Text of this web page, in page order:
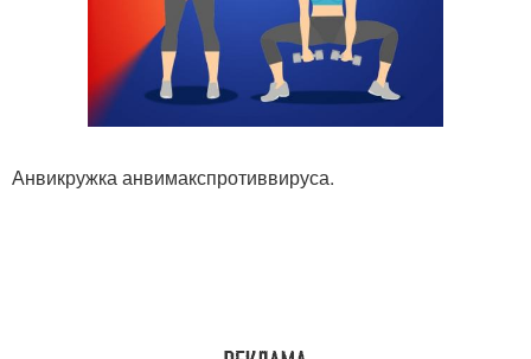
Анвикружка анвимакспротиввируса.